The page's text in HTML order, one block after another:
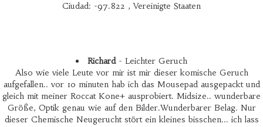
Ciudad: -97.822 , Vereinigte Staaten
Richard- Leichter Geruch
Also wie viele Leute vor mir ist mir dieser komische Geruch
aufgefallen.. vor 10 minuten hab ich das Mousepad ausgepackt und
gleich mit meiner Roccat Kone+ ausprobiert. Midsize.. wunderbare
Größe, Optik genau wie auf den Bilder.Wunderbarer Belag. Nur
dieser Chemische Neugerucht stört ein kleines bisschen... ich lass